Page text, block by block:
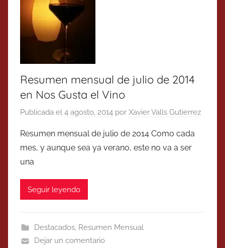
Resumen mensual de julio de 2014
en Nos Gusta el Vino
Publicada el 4 agosto, 2014 por Xavier Valls Gutierrez
Resumen mensual de julio de 2014 Como cada
mes, y aunque sea ya verano, este no va a ser
una
Seguir leyendo
Destacados, Resumen Mensual
Dejar un comentario